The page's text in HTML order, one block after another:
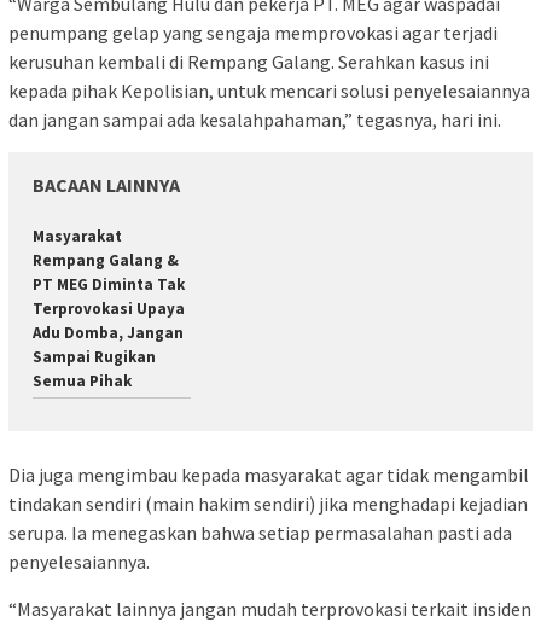
penumpang gelap yang sengaja memprovokasi agar terjadi
kerusuhan kembali di Rempang Galang. Serahkan kasus ini
kepada pihak Kepolisian, untuk mencari solusi penyelesaiannya
dan jangan sampai ada kesalahpahaman,” tegasnya, hari ini.
BACAAN LAINNYA
Masyarakat
Rempang Galang &
PT MEG Diminta Tak
Terprovokasi Upaya
Adu Domba, Jangan
Sampai Rugikan
Semua Pihak
Dia juga mengimbau kepada masyarakat agar tidak mengambil
tindakan sendiri (main hakim sendiri) jika menghadapi kejadian
serupa. Ia menegaskan bahwa setiap permasalahan pasti ada
penyelesaiannya.
“Masyarakat lainnya jangan mudah terprovokasi terkait insiden